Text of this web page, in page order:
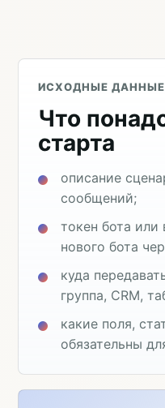
ИСХОДНЫЕ ДАННЫЕ
Что
старта
описание
сообщений;
токен бота или
нового бота
куда
группа, CRM,
какие поля,
обязательны